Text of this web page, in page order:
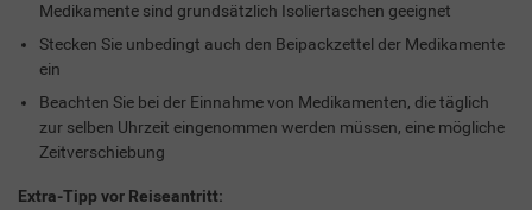
Medikamente sind grundsätzlich Isoliertaschen geeignet
Stecken Sie unbedingt auch den Beipackzettel der Medikamente
ein
Beachten Sie bei der Einnahme von Medikamenten, die täglich
zur selben Uhrzeit eingenommen werden müssen, eine mögliche
Zeitverschiebung
Extra-Tipp vor Reiseantritt: